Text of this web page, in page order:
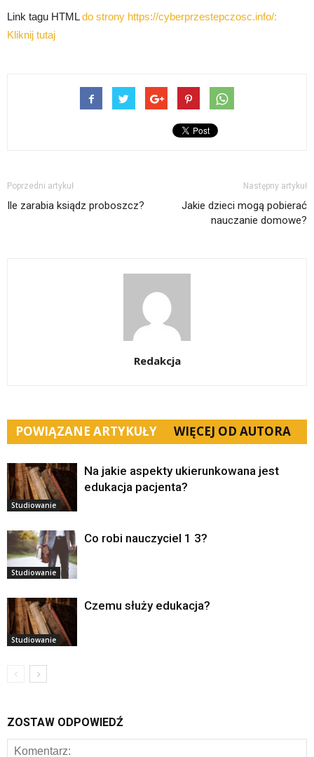
Link tagu HTMLdo strony https://cyberprzestepczosc.info/:
Kliknij tutaj
Poprzedni artykuł
Ile zarabia ksiądz proboszcz?
Następny artykuł
Jakie dzieci mogą pobierać
nauczanie domowe?
Redakcja
POWIĄZANE ARTYKUŁY WIĘCEJ OD AUTORA
Studiowanie
Na jakie aspekty ukierunkowana jest
edukacja pacjenta?
Studiowanie
Co robi nauczyciel 1 3?
Studiowanie
Czemu służy edukacja?
ZOSTAW ODPOWIEDŹ